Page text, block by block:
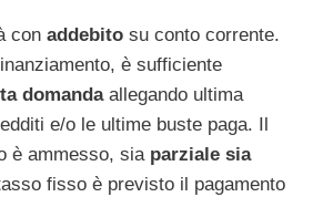
con addebito su conto corrente.
è sufficiente
domandaallegando ultima
e/o le ultime buste paga. Il
è ammesso, sia parziale sia
fisso è previsto il pagamento